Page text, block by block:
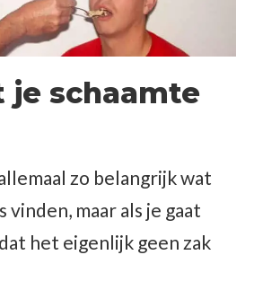
je schaamte
zo belangrijk wat
vinden, maar als je gaat
het eigenlijk geen zak